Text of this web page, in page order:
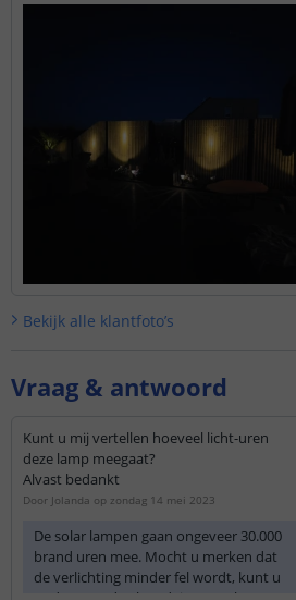
Bekijk alle klantfoto’s
Vraag & antwoord
Kunt u mij vertellen hoeveel licht-uren
deze lamp meegaat?
Alvast bedankt
Door Jolanda op zondag 14 mei 2023
De solar lampen gaan ongeveer 30.000
brand uren mee. Mocht u merken dat
de verlichting minder fel wordt, kunt u